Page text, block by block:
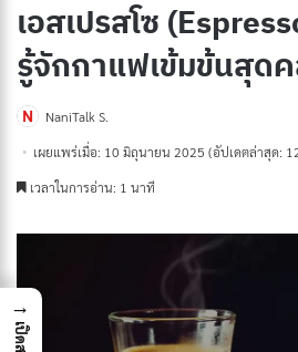
เอสเปรสโซ
รู้จักกาแฟเข้มข้นสุด
NaniTalk S.
เผยแพร่เมื่อ: 10 มิถุนายน 2025 (อัปเดตล่าสุด:
เวลาในการอ่าน: 1 นาที
→